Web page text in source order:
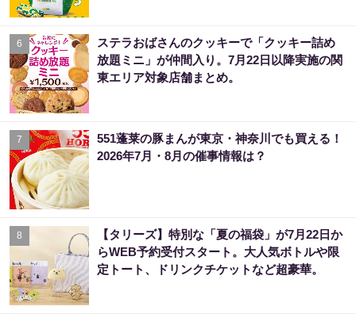
6
ステラおばさんのクッキーで「クッキー詰め
放題ミニ」が仲間入り。7月22日以降実施の関
東エリア対象店舗まとめ。
7
551蓬莱の豚まんが東京・神奈川でも買える！
2026年7月・8月の催事情報は？
8
【タリーズ】特別な「夏の福袋」が7月22日か
らWEB予約受付スタート。大人気ボトルや限
定トート、ドリンクチケットなど超豪華。